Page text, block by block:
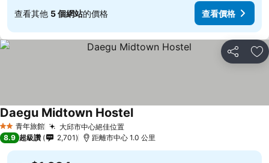
查看其他 5 個網站的價格 查看價格
分享 加
2 星級青年旅館 大邱市中心絕佳位置
Daegu Midtown Hostel
8.9 超級讚 2,701 距離市中心 1.0 公里